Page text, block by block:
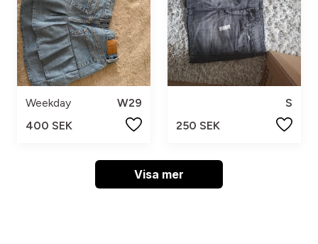
Weekday
W29
400 SEK
S
250 SEK
Visa mer